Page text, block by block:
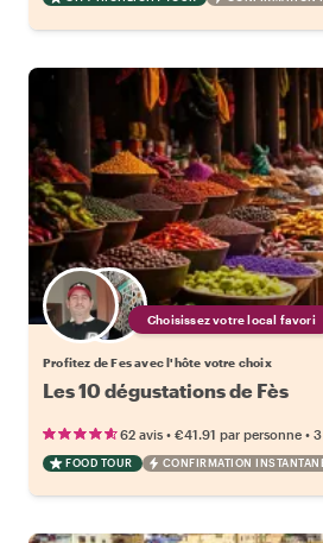
Choisissez votre local favori
Profitez de Fes avec l'hôte votre choix
Les 10 dégustations de Fès
62 avis • €41.91 par personne •
FOOD TOUR CONFIRMATION